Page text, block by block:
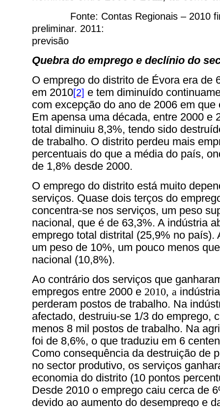
Fonte: Contas Regionais – 2010
preliminar. 2011:
previsão
Quebra do emprego e declínio do
O emprego do distrito de Évora era de
em 2010[2] e tem diminuído
com excepção do ano de 2006 em que
Em apensa uma década, entre 2000 e
total diminuiu 8,3%, tendo sido
de trabalho. O distrito perdeu mais
percentuais do que a média do país,
de 1,8% desde 2000.
O emprego do distrito está muito
serviços. Quase dois terços do
concentra-se nos serviços, um peso
nacional, que é de 63,3%. A indústria
emprego total distrital (25,9% no país).
um peso de 10%, um pouco menos
nacional (10,8%).
Ao contrário dos serviços que
empregos entre 2000 e 2010, a
perderam postos de trabalho. Na
afectado, destruiu-se 1/3 do emprego,
menos 8 mil postos de trabalho. Na
foi de 8,6%, o que traduziu em 6
Como consequência da destruição de
no sector produtivo, os serviços
economia do distrito (10 pontos
Desde 2010 o emprego caiu cerca de
devido ao aumento do desemprego e